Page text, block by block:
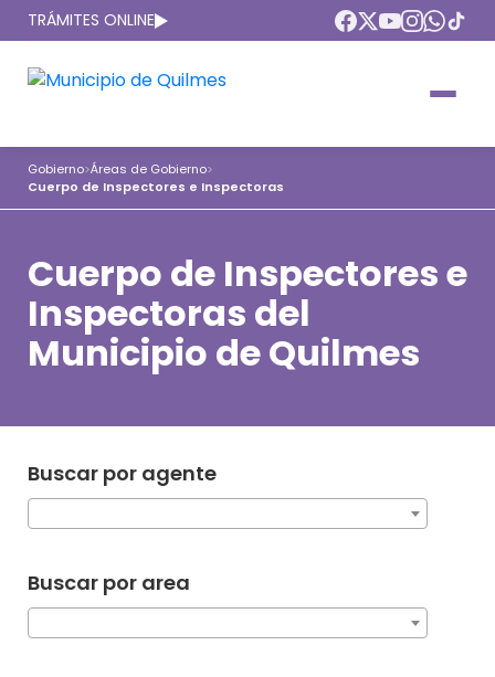
TRÁMITES ONLINE
Municipio
HCD
Puntos de interés
Compromisos
Obras Públicas
Salud
GIRSU
Deportes
Desarrollo Social
ARQUI
Mi Quilmes Digital
Atención a la comunidad
Defensa del consumidor
Gobierno>Áreas de Gobierno>
Cuerpo de Inspectores e Inspectoras
Cuerpo de Inspectores e
Inspectoras del
Municipio de Quilmes
Buscar por agente
Buscar por area